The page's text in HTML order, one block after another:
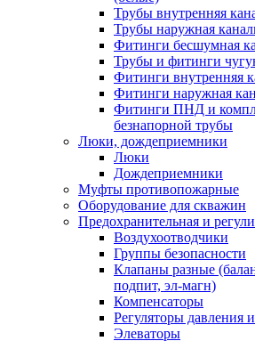
Трубы внутренняя
Трубы наружная
Фитинги бесшумная
Трубы и фитинги
Фитинги внутренняя
Фитинги наружная
Фитинги ПНД и
безнапорной трубы
Люки, дождеприемники
Люки
Дождеприемники
Муфты противопожарные
Оборудование для скважин
Предохранительная и
Воздухоотводчики
Группы безопасности
Клапаны разные
подпит, эл-магн)
Компенсаторы
Регуляторы давления
Элеваторы